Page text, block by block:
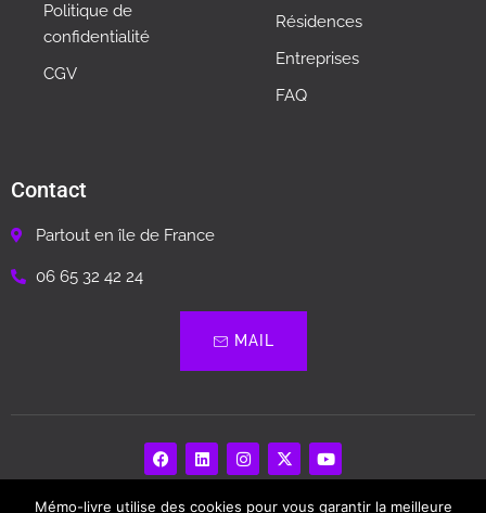
Politique de
confidentialité
CGV
Résidences
Entreprises
FAQ
Contact
Partout en île de France
06 65 32 42 24
MAIL
Memo Livre – Biographie, Livre Souvenir…
Mémo-livre utilise des cookies pour vous garantir la meilleure